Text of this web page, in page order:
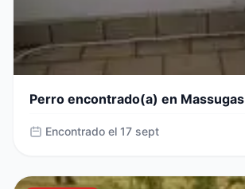
Perro encontrado(a) en Massugas
Encontrado el 17 sept